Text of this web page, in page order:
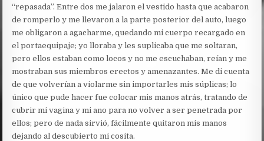
“repasada”. Entre dos me jalaron el vestido hasta que acabaron
de romperlo y me llevaron a la parte posterior del auto, luego
me obligaron a agacharme, quedando mi cuerpo recargado en
el portaequipaje; yo lloraba y les suplicaba que me soltaran,
pero ellos estaban como locos y no me escuchaban, reían y me
mostraban sus miembros erectos y amenazantes. Me di cuenta
de que volverían a violarme sin importarles mis súplicas; lo
único que pude hacer fue colocar mis manos atrás, tratando de
cubrir mi vagina y mi ano para no volver a ser penetrada por
ellos; pero de nada sirvió, fácilmente quitaron mis manos
dejando al descubierto mi cosita.